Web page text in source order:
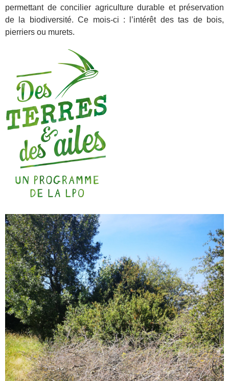
permettant de concilier agriculture durable et préservation
de la biodiversité. Ce mois-ci : l’intérêt des tas de bois,
pierriers ou murets.